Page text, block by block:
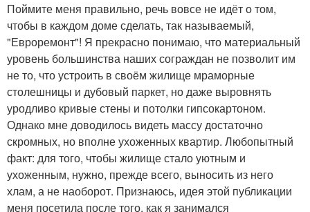
Поймите меня правильно, речь вовсе не идёт о том,
чтобы в каждом доме сделать, так называемый,
"Евроремонт"! Я прекрасно понимаю, что материальный
уровень большинства наших сограждан не позволит им
не то, что устроить в своём жилище мраморные
столешницы и дубовый паркет, но даже выровнять
уродливо кривые стены и потолки гипсокартоном.
Однако мне доводилось видеть массу достаточно
скромных, но вполне ухоженных квартир. Любопытный
факт: для того, чтобы жилище стало уютным и
ухоженным, нужно, прежде всего, выносить из него
хлам, а не наоборот. Признаюсь, идея этой публикации
меня посетила после того, как я занимался